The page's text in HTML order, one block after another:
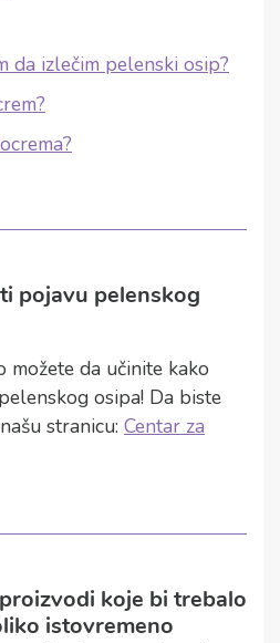
da izlečim pelenski osip?
pojavu pelenskog
možete da učinite kako
osipa! Da biste
stranicu: Centar za
koje bi trebalo
istovremeno